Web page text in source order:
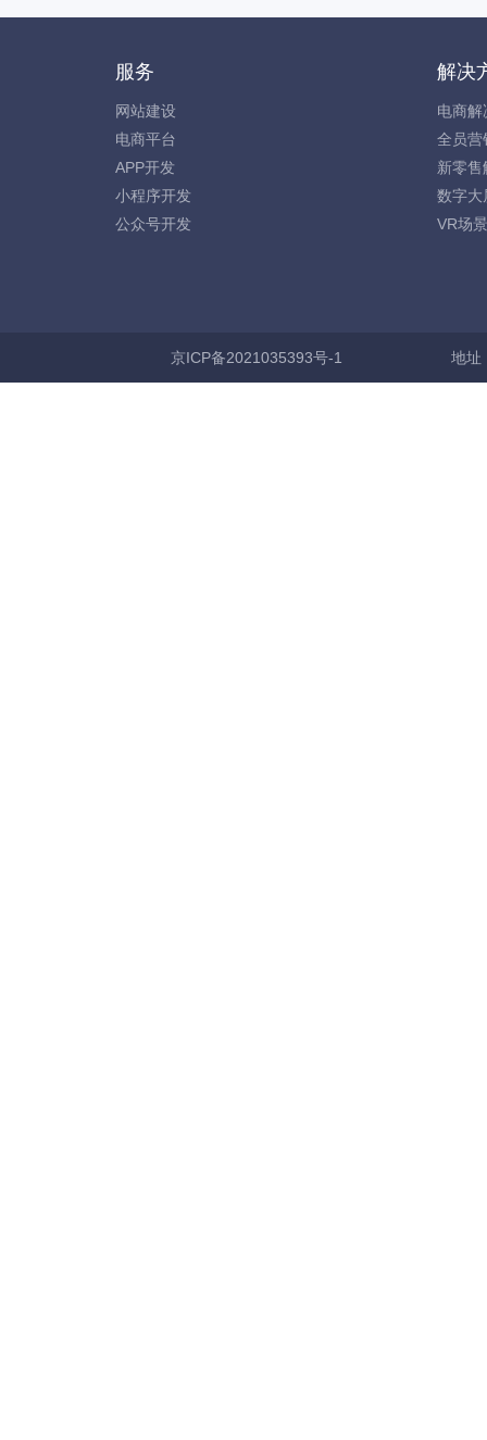
服务
网站建设
电商平台
APP开发
小程序开发
公众号开发
解决
电商解
全员营
新零售
数字大
VR场
京ICP备2021035393号-1 地址